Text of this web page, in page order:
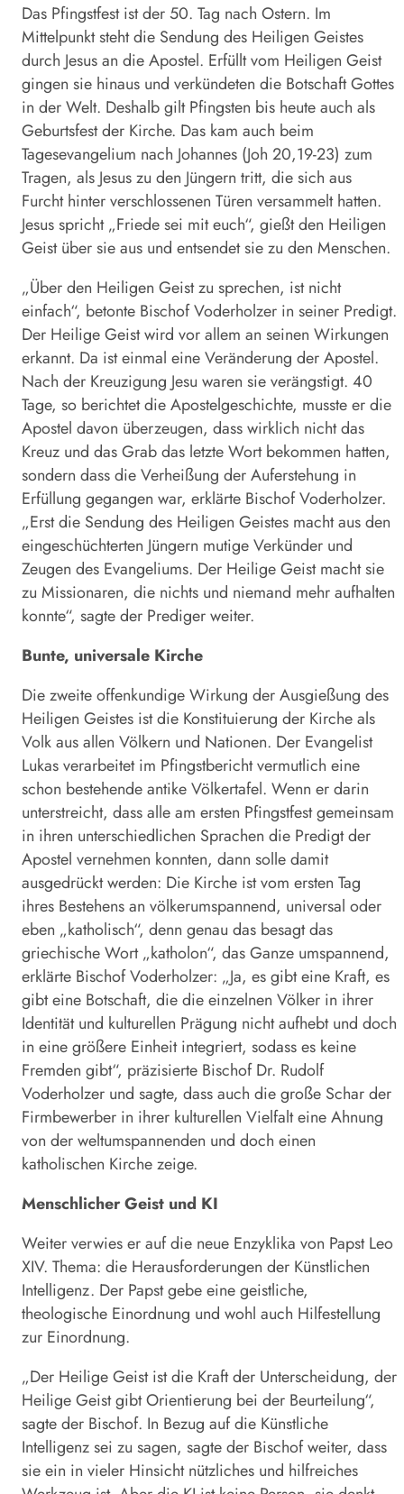
Das Pfingstfest ist der 50. Tag nach Ostern. Im
Mittelpunkt steht die Sendung des Heiligen Geistes
durch Jesus an die Apostel. Erfüllt vom Heiligen Geist
gingen sie hinaus und verkündeten die Botschaft Gottes
in der Welt. Deshalb gilt Pfingsten bis heute auch als
Geburtsfest der Kirche. Das kam auch beim
Tagesevangelium nach Johannes (Joh 20,19-23) zum
Tragen, als Jesus zu den Jüngern tritt, die sich aus
Furcht hinter verschlossenen Türen versammelt hatten.
Jesus spricht „Friede sei mit euch“, gießt den Heiligen
Geist über sie aus und entsendet sie zu den Menschen.
„Über den Heiligen Geist zu sprechen, ist nicht
einfach“, betonte Bischof Voderholzer in seiner Predigt.
Der Heilige Geist wird vor allem an seinen Wirkungen
erkannt. Da ist einmal eine Veränderung der Apostel.
Nach der Kreuzigung Jesu waren sie verängstigt. 40
Tage, so berichtet die Apostelgeschichte, musste er die
Apostel davon überzeugen, dass wirklich nicht das
Kreuz und das Grab das letzte Wort bekommen hatten,
sondern dass die Verheißung der Auferstehung in
Erfüllung gegangen war, erklärte Bischof Voderholzer.
„Erst die Sendung des Heiligen Geistes macht aus den
eingeschüchterten Jüngern mutige Verkünder und
Zeugen des Evangeliums. Der Heilige Geist macht sie
zu Missionaren, die nichts und niemand mehr aufhalten
konnte“, sagte der Prediger weiter.
Bunte, universale Kirche
Die zweite offenkundige Wirkung der Ausgießung des
Heiligen Geistes ist die Konstituierung der Kirche als
Volk aus allen Völkern und Nationen. Der Evangelist
Lukas verarbeitet im Pfingstbericht vermutlich eine
schon bestehende antike Völkertafel. Wenn er darin
unterstreicht, dass alle am ersten Pfingstfest gemeinsam
in ihren unterschiedlichen Sprachen die Predigt der
Apostel vernehmen konnten, dann solle damit
ausgedrückt werden: Die Kirche ist vom ersten Tag
ihres Bestehens an völkerumspannend, universal oder
eben „katholisch“, denn genau das besagt das
griechische Wort „katholon“, das Ganze umspannend,
erklärte Bischof Voderholzer: „Ja, es gibt eine Kraft, es
gibt eine Botschaft, die die einzelnen Völker in ihrer
Identität und kulturellen Prägung nicht aufhebt und doch
in eine größere Einheit integriert, sodass es keine
Fremden gibt“, präzisierte Bischof Dr. Rudolf
Voderholzer und sagte, dass auch die große Schar der
Firmbewerber in ihrer kulturellen Vielfalt eine Ahnung
von der weltumspannenden und doch einen
katholischen Kirche zeige.
Menschlicher Geist und KI
Weiter verwies er auf die neue Enzyklika von Papst Leo
XIV. Thema: die Herausforderungen der Künstlichen
Intelligenz. Der Papst gebe eine geistliche,
theologische Einordnung und wohl auch Hilfestellung
zur Einordnung.
„Der Heilige Geist ist die Kraft der Unterscheidung, der
Heilige Geist gibt Orientierung bei der Beurteilung“,
sagte der Bischof. In Bezug auf die Künstliche
Intelligenz sei zu sagen, sagte der Bischof weiter, dass
sie ein in vieler Hinsicht nützliches und hilfreiches